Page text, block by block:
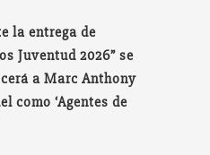
la entrega de
Juventud 2026” se
a Marc Anthony
como ‘Agentes de